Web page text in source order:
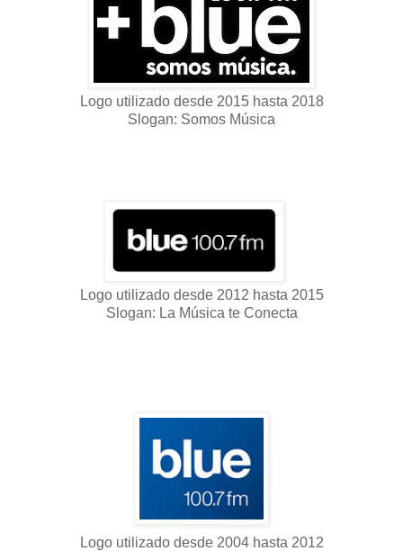
Logo utilizado desde 2015 hasta 2018
Slogan: Somos Música
Logo utilizado desde 2012 hasta 2015
Slogan: La Música te Conecta
Logo utilizado desde 2004 hasta 2012